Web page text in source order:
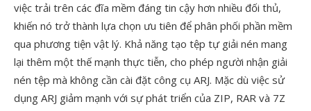
việc trải trên các đĩa mềm đáng tin cậy hơn nhiều đối thủ,
khiến nó trở thành lựa chọn ưu tiên để phân phối phần mềm
qua phương tiện vật lý. Khả năng tạo tệp tự giải nén mang
lại thêm một thế mạnh thực tiễn, cho phép người nhận giải
nén tệp mà không cần cài đặt công cụ ARJ. Mặc dù việc sử
dụng ARJ giảm mạnh với sự phát triển của ZIP, RAR và 7Z